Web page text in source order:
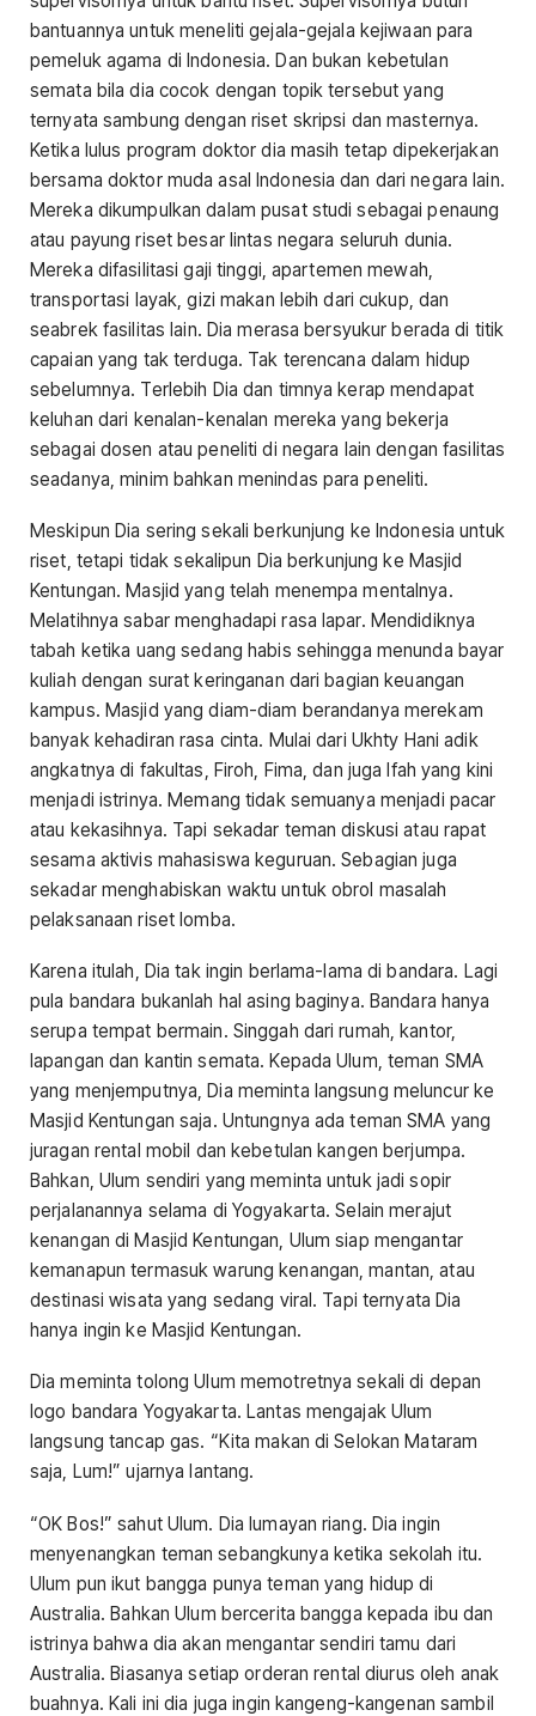
bantuannya untuk meneliti gejala-gejala kejiwaan para
pemeluk agama di Indonesia. Dan bukan kebetulan
semata bila dia cocok dengan topik tersebut yang
ternyata sambung dengan riset skripsi dan masternya.
Ketika lulus program doktor dia masih tetap dipekerjakan
bersama doktor muda asal Indonesia dan dari negara lain.
Mereka dikumpulkan dalam pusat studi sebagai penaung
atau payung riset besar lintas negara seluruh dunia.
Mereka difasilitasi gaji tinggi, apartemen mewah,
transportasi layak, gizi makan lebih dari cukup, dan
seabrek fasilitas lain. Dia merasa bersyukur berada di titik
capaian yang tak terduga. Tak terencana dalam hidup
sebelumnya. Terlebih Dia dan timnya kerap mendapat
keluhan dari kenalan-kenalan mereka yang bekerja
sebagai dosen atau peneliti di negara lain dengan fasilitas
seadanya, minim bahkan menindas para peneliti.
Meskipun Dia sering sekali berkunjung ke Indonesia untuk
riset, tetapi tidak sekalipun Dia berkunjung ke Masjid
Kentungan. Masjid yang telah menempa mentalnya.
Melatihnya sabar menghadapi rasa lapar. Mendidiknya
tabah ketika uang sedang habis sehingga menunda bayar
kuliah dengan surat keringanan dari bagian keuangan
kampus. Masjid yang diam-diam berandanya merekam
banyak kehadiran rasa cinta. Mulai dari Ukhty Hani adik
angkatnya di fakultas, Firoh, Fima, dan juga Ifah yang kini
menjadi istrinya. Memang tidak semuanya menjadi pacar
atau kekasihnya. Tapi sekadar teman diskusi atau rapat
sesama aktivis mahasiswa keguruan. Sebagian juga
sekadar menghabiskan waktu untuk obrol masalah
pelaksanaan riset lomba.
Karena itulah, Dia tak ingin berlama-lama di bandara. Lagi
pula bandara bukanlah hal asing baginya. Bandara hanya
serupa tempat bermain. Singgah dari rumah, kantor,
lapangan dan kantin semata. Kepada Ulum, teman SMA
yang menjemputnya, Dia meminta langsung meluncur ke
Masjid Kentungan saja. Untungnya ada teman SMA yang
juragan rental mobil dan kebetulan kangen berjumpa.
Bahkan, Ulum sendiri yang meminta untuk jadi sopir
perjalanannya selama di Yogyakarta. Selain merajut
kenangan di Masjid Kentungan, Ulum siap mengantar
kemanapun termasuk warung kenangan, mantan, atau
destinasi wisata yang sedang viral. Tapi ternyata Dia
hanya ingin ke Masjid Kentungan.
Dia meminta tolong Ulum memotretnya sekali di depan
logo bandara Yogyakarta. Lantas mengajak Ulum
langsung tancap gas. “Kita makan di Selokan Mataram
saja, Lum!” ujarnya lantang.
“OK Bos!” sahut Ulum. Dia lumayan riang. Dia ingin
menyenangkan teman sebangkunya ketika sekolah itu.
Ulum pun ikut bangga punya teman yang hidup di
Australia. Bahkan Ulum bercerita bangga kepada ibu dan
istrinya bahwa dia akan mengantar sendiri tamu dari
Australia. Biasanya setiap orderan rental diurus oleh anak
buahnya. Kali ini dia juga ingin kangeng-kangenan sambil